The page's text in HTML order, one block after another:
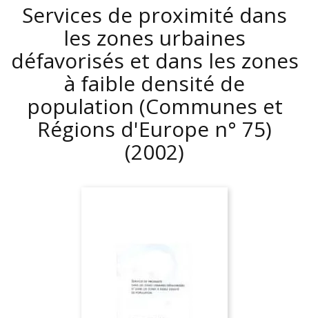
Services de proximité dans
les zones urbaines
défavorisés et dans les zones
à faible densité de
population (Communes et
Régions d'Europe n° 75)
(2002)